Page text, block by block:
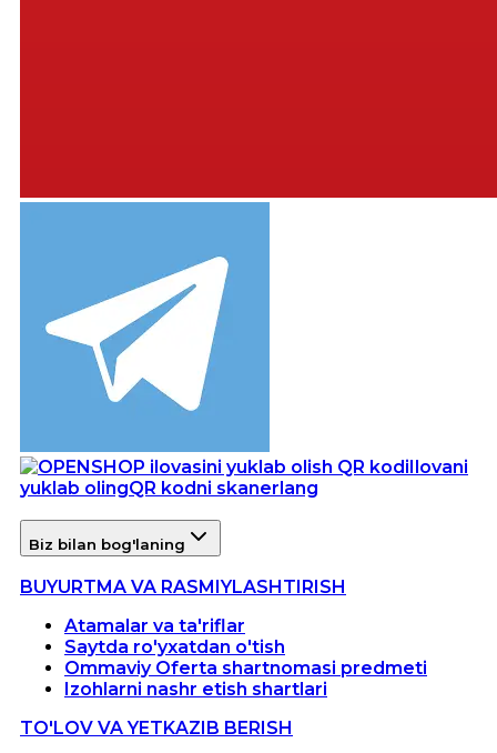
Ilovani
yuklab olingQR kodni skanerlang
Biz bilan bog'laning
BUYURTMA VA RASMIYLASHTIRISH
Atamalar va ta'riflar
Saytda ro'yxatdan o'tish
Ommaviy Oferta shartnomasi predmeti
Izohlarni nashr etish shartlari
TO'LOV VA YETKAZIB BERISH